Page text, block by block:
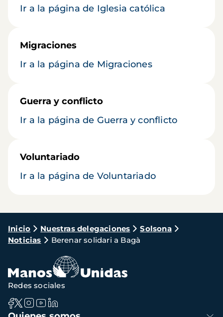
Ir a la página de Iglesia católica
Migraciones
Ir a la página de Migraciones
Guerra y conflicto
Ir a la página de Guerra y conflicto
Voluntariado
Ir a la página de Voluntariado
Ruta
de
navegación
Inicio Nuestras delegaciones
Solsona
Noticias
Berenar solidari a Bagà
Navegación
Redes sociales